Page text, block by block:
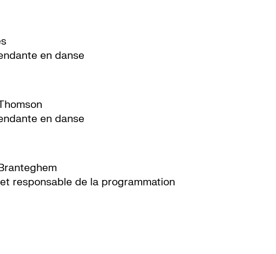
en danse
en danse
responsable de la programmation